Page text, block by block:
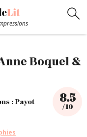
Boquel &
: Payot 8.5
/ 10